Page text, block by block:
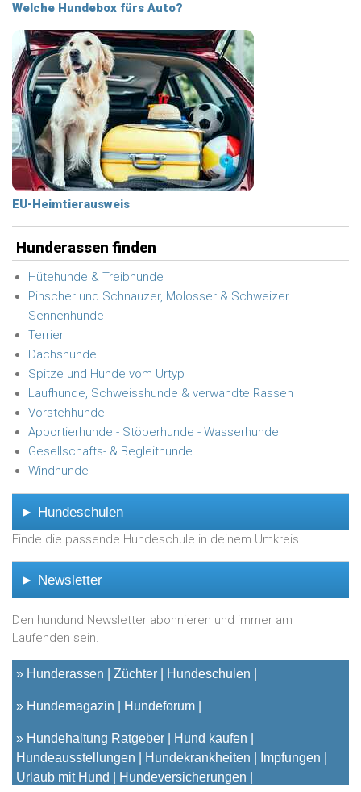
Welche Hundebox fürs Auto?
EU-Heimtierausweis
Hunderassen finden
Hütehunde & Treibhunde
Pinscher und Schnauzer, Molosser & Schweizer
Sennenhunde
Terrier
Dachshunde
Spitze und Hunde vom Urtyp
Laufhunde, Schweisshunde & verwandte Rassen
Vorstehhunde
Apportierhunde - Stöberhunde - Wasserhunde
Gesellschafts- & Begleithunde
Windhunde
► Hundeschulen
Finde die passende Hundeschule in deinem Umkreis.
► Newsletter
Den hundund Newsletter abonnieren und immer am
Laufenden sein.
» Hunderassen Züchter Hundeschulen
» Hundemagazin Hundeforum
» Hundehaltung Ratgeber
Hund kaufen
Hundeausstellungen
Hundekrankheiten
Impfungen
Urlaub mit Hund
Hundeversicherungen